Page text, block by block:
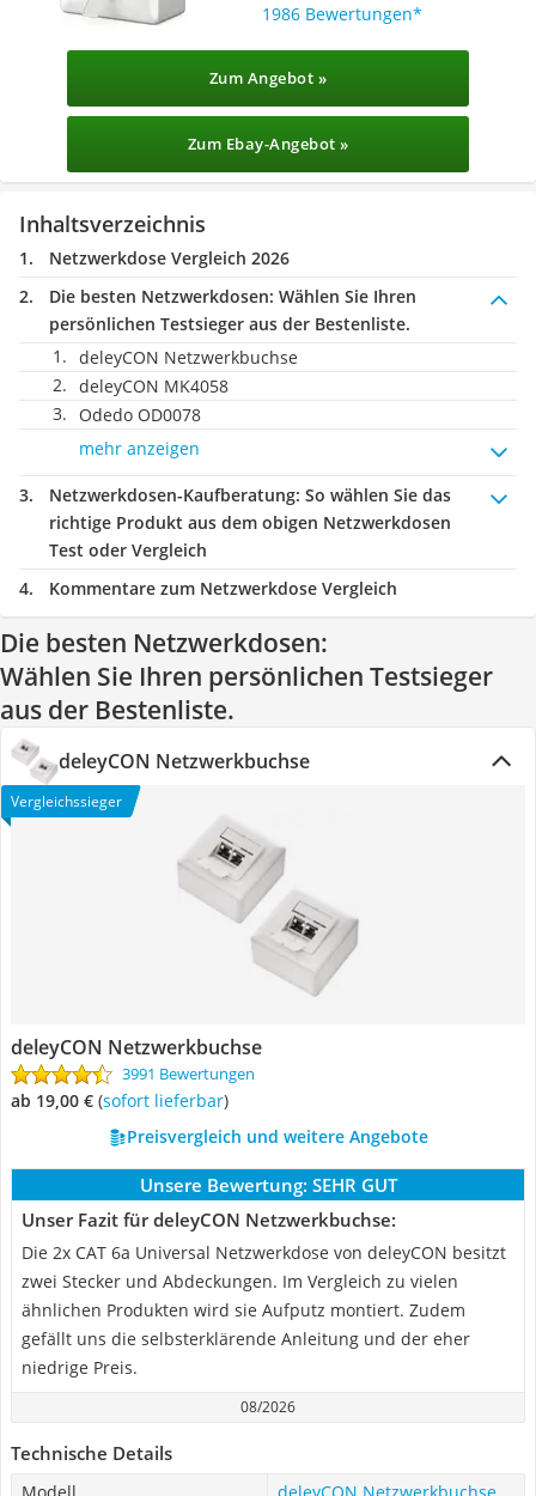
1986 Bewertungen
Zum Angebot »
Zum Ebay-Angebot »
Inhaltsverzeichnis
Netzwerkdose Vergleich 2026
Die besten Netzwerkdosen: Wählen Sie Ihren
persönlichen Testsieger aus der Bestenliste.
deleyCON Netzwerkbuchse
deleyCON MK4058
Odedo OD0078
mehr anzeigen
Netzwerkdosen-Kaufberatung: So wählen Sie das
richtige Produkt aus dem obigen Netzwerkdosen
Test oder Vergleich
Kommentare zum Netzwerkdose Vergleich
Die besten Netzwerkdosen:
Wählen Sie Ihren persönlichen Testsieger
aus der Bestenliste.
deleyCON Netzwerkbuchse
Vergleichssieger
deleyCON Netzwerkbuchse
3991 Bewertungen
ab 19,00 € ( Sofort lieferbar)
Preisvergleich und weitere Angebote
Unsere Bewertung: SEHR GUT
Unser Fazit für deleyCON Netzwerkbuchse:
Die 2x CAT 6a Universal Netzwerkdose von deleyCON besitzt
zwei Stecker und Abdeckungen. Im Vergleich zu vielen
ähnlichen Produkten wird sie Aufputz montiert. Zudem
gefällt uns die selbsterklärende Anleitung und der eher
niedrige Preis.
08/2026
Technische Details